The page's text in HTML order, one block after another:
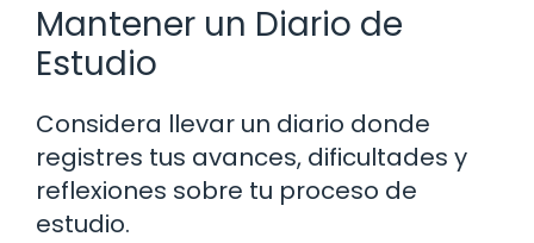
Mantener un Diario de
Estudio
Considera llevar un diario donde
registres tus avances, dificultades y
reflexiones sobre tu proceso de
estudio.